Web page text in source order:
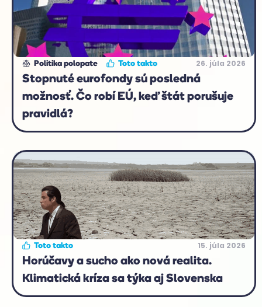
Politika polopate Toto takto 26. júla 2026
Stopnuté eurofondy sú posledná
možnosť. Čo robí EÚ, keď štát porušuje
pravidlá?
Toto takto 15. júla 2026
Horúčavy a sucho ako nová realita.
Klimatická kríza sa týka aj Slovenska